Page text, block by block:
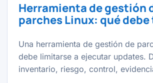
Herramienta de gestión
parches Linux: qué
Una herramienta de gestión de
debe limitarse a ejecutar updates.
inventario, riesgo, control,